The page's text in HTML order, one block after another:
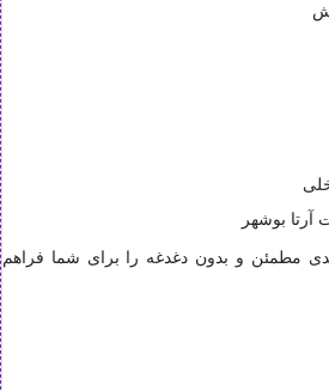
آرتا بوشهر
مطمئن و بدون دغدغه را برای شما فراهم